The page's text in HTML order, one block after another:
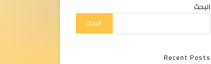
البحث
البحث
Recent Posts